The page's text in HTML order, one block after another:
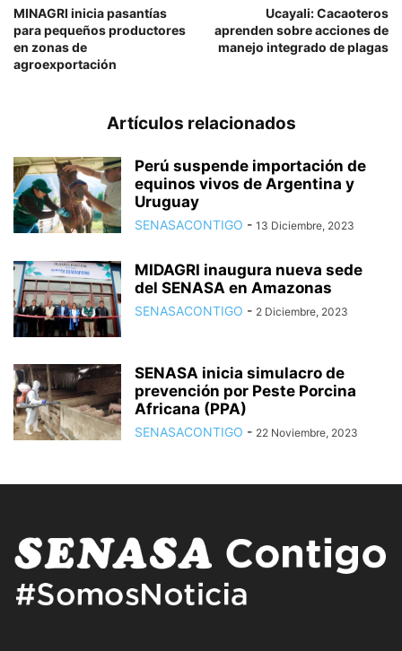
MINAGRI inicia pasantías
para pequeños productores
en zonas de
agroexportación
Ucayali: Cacaoteros
aprenden sobre acciones de
manejo integrado de plagas
Artículos relacionados
Perú suspende importación de
equinos vivos de Argentina y
Uruguay
SENASACONTIGO - 13 Diciembre, 2023
MIDAGRI inaugura nueva sede
del SENASA en Amazonas
SENASACONTIGO - 2 Diciembre, 2023
SENASA inicia simulacro de
prevención por Peste Porcina
Africana (PPA)
SENASACONTIGO - 22 Noviembre, 2023